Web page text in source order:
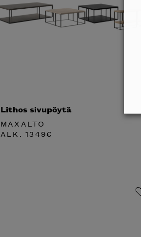
Lithos sivupöytä
MAXALTO
ALK.1349€